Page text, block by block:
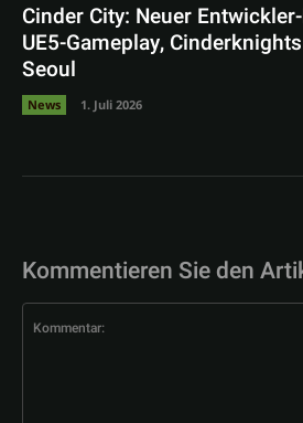
Cinder City: Neuer
UE5-Gameplay,
Seoul
News 1. Juli 2026
Kommentieren Sie den